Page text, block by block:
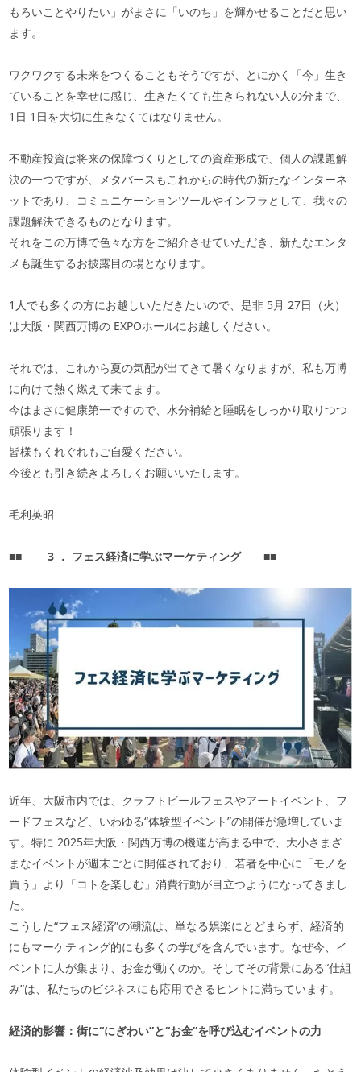
もろいことやりたい」がまさに「いのち」を輝かせることだと思い
ます。
ワクワクする未来をつくることもそうですが、とにかく「今」生き
ていることを幸せに感じ、生きたくても生きられない人の分まで、
1 日 1 日を大切に生きなくてはなりません。
不動産投資は将来の保障づくりとしての資産形成で、個人の課題解
決の一つですが、メタバースもこれからの時代の新たなインターネ
ットであり、コミュニケーションツールやインフラとして、我々の
課題解決できるものとなります。
それをこの万博で色々な方をご紹介させていただき、新たなエンタ
メも誕生するお披露目の場となります。
1 人でも多くの方にお越しいただきたいので、是非 5月 27日（火）
は大阪・関西万博の EXPOホールにお越しください。
それでは、これから夏の気配が出てきて暑くなりますが、私も万博
に向けて熱く燃えて来てます。
今はまさに健康第一ですので、水分補給と睡眠をしっかり取りつつ
頑張ります！
皆様もくれぐれもご自愛ください。
今後とも引き続きよろしくお願いいたします。
毛利英昭
■■ 3 ． フェス経済に学ぶマーケティング ■■
近年、大阪市内では、クラフトビールフェスやアートイベント、フ
ードフェスなど、いわゆる“体験型イベント”の開催が急増していま
す。特に 2025年大阪・関西万博の機運が高まる中で、大小さまざ
まなイベントが週末ごとに開催されており、若者を中心に「モノを
買う」より「コトを楽しむ」消費行動が目立つようになってきまし
た。
こうした“フェス経済”の潮流は、単なる娯楽にとどまらず、経済的
にもマーケティング的にも多くの学びを含んでいます。なぜ今、イ
ベントに人が集まり、お金が動くのか。そしてその背景にある“仕組
み”は、私たちのビジネスにも応用できるヒントに満ちています。
経済的影響：街に“にぎわい”と“お金”を呼び込むイベントの力